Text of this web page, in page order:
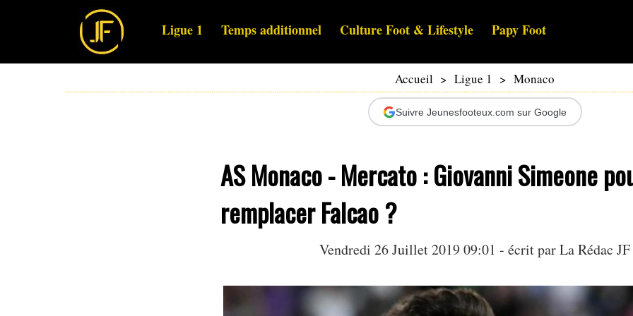
Ligue 1 Temps additionnel Culture Foot & Lifestyle Papy Foot
Accueil > Ligue 1 > Monaco
Suivre Jeunesfooteux.com sur Google
AS Monaco - Mercato : Giovanni Simeone
remplacer Falcao ?
Vendredi 26 Juillet 2019 09:01 - écrit par La Rédac JF